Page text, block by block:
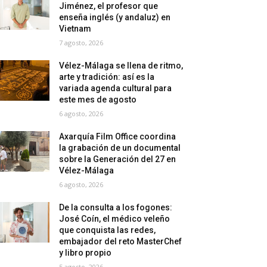
Jiménez, el profesor que
enseña inglés (y andaluz) en
Vietnam
7 agosto, 2026
Vélez-Málaga se llena de ritmo,
arte y tradición: así es la
variada agenda cultural para
este mes de agosto
6 agosto, 2026
Axarquía Film Office coordina
la grabación de un documental
sobre la Generación del 27 en
Vélez-Málaga
6 agosto, 2026
De la consulta a los fogones:
José Coín, el médico veleño
que conquista las redes,
embajador del reto MasterChef
y libro propio